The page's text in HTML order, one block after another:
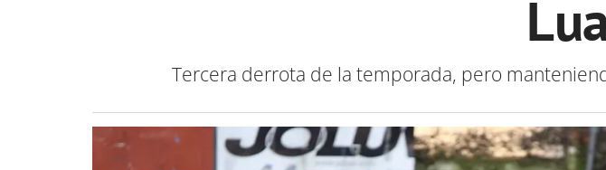
Tercera derrota de la temporada, pero